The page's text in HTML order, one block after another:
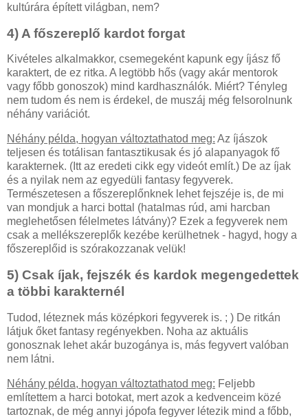
kultúrára épített világban, nem?
4) A főszereplő kardot forgat
Kivételes alkalmakkor, csemegeként kapunk egy íjász fő
karaktert, de ez ritka. A legtöbb hős (vagy akár mentorok
vagy főbb gonoszok) mind kardhasználók. Miért? Tényleg
nem tudom és nem is érdekel, de muszáj még felsorolnunk
néhány variációt.
Néhány példa, hogyan változtathatod meg: Az íjászok
teljesen és totálisan fantasztikusak és jó alapanyagok fő
karakternek. (Itt az eredeti cikk egy videót említ.) De az íjak
és a nyilak nem az egyedüli fantasy fegyverek.
Természetesen a főszereplőnknek lehet fejszéje is, de mi
van mondjuk a harci bottal (hatalmas rúd, ami harcban
meglehetősen félelmetes látvány)? Ezek a fegyverek nem
csak a mellékszereplők kezébe kerülhetnek - hagyd, hogy a
főszereplőid is szórakozzanak velük!
5) Csak íjak, fejszék és kardok megengedettek
a többi karakternél
Tudod, léteznek más középkori fegyverek is. ; ) De ritkán
látjuk őket fantasy regényekben. Noha az aktuális
gonosznak lehet akár buzogánya is, más fegyvert valóban
nem látni.
Néhány példa, hogyan változtathatod meg: Feljebb
említettem a harci botokat, mert azok a kedvenceim közé
tartoznak, de még annyi jópofa fegyver létezik mind a főbb,